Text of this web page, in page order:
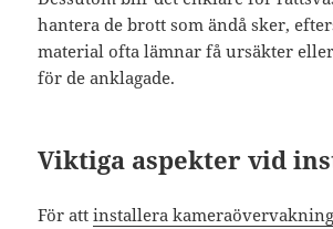
hantera de brott som ändå sker,
material ofta lämnar få ursäkter
för de anklagade.
Viktiga aspekter vid
För attinstallera